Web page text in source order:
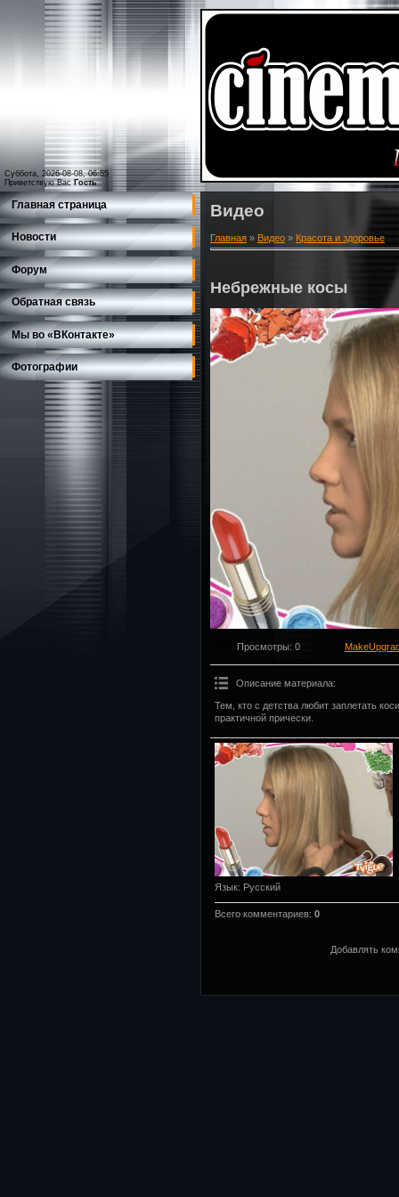
Суббота, 2026-08-08, 06:55
Приветствую Вас Гость
Главная страница
Новости
Форум
Обратная связь
Мы во «ВКонтакте»
Фотографии
Видео
Главная » Видео » Красота и здоровье
Небрежные косы
Просмотры: 0
Описание материала:
Тем, кто с детства любит заплетать
практичной прически.
Язык: Русский
Всего комментариев: 0
Добавлять